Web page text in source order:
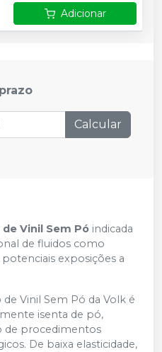
Adicionar
Calcular
Vinil Sem Pó indicada
de fluidos como
exposições a
Vinil Sem Pó da Volk é
isenta de pó,
de procedimentos
De baixa elasticidade,